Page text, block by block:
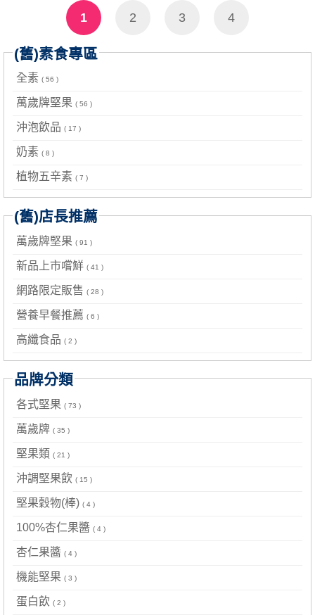
1 2 3 4
(舊)素食專區
全素 ( 56 )
萬歲牌堅果 ( 56 )
沖泡飲品 ( 17 )
奶素 ( 8 )
植物五辛素 ( 7 )
(舊)店長推薦
萬歲牌堅果 ( 91 )
新品上市嚐鮮 ( 41 )
網路限定販售 ( 28 )
營養早餐推薦 ( 6 )
高纖食品 ( 2 )
品牌分類
各式堅果 ( 73 )
萬歲牌 ( 35 )
堅果類 ( 21 )
沖調堅果飲 ( 15 )
堅果穀物(棒) ( 4 )
100%杏仁果醬 ( 4 )
杏仁果醬 ( 4 )
機能堅果 ( 3 )
蛋白飲 ( 2 )